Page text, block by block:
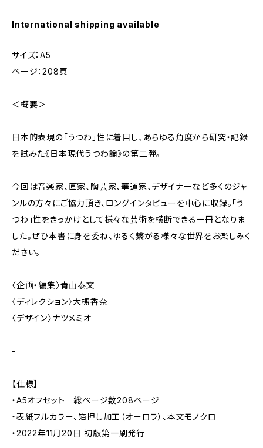
International shipping available
サイズ：A5
ページ：208頁
＜概要＞
日本的表現の「うつわ」性に着目し、あらゆる角度から研究・記録
を試みた《日本現代うつわ論》の第二弾。
今回は音楽家、画家、陶芸家、華道家、デザイナーなど多くのジャ
ンルの方々にご協力頂き、ロングインタビューを中心に収録。「う
つわ」性をきっかけとして様々な芸術を横断できる一冊となりま
した。ぜひ本書に身を委ね、ゆるく繋がる様々な世界をお楽しみく
ださい。
〈企画・編集〉青山泰文
〈ディレクション〉大槻香奈
〈デザイン〉ナツメミオ
-
【仕様】
・A5オフセット 総ページ数208ページ
・表紙フルカラー、箔押し加工（オーロラ）、本文モノクロ
・2022年11月20日 初版第一刷発行